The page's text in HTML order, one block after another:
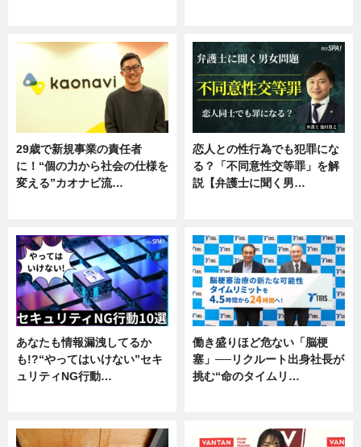
29歳で新規事業の責任者
に！“個の力から社会の仕様を
変える”カオナビ流…
恋人との性行為でも犯罪にな
る？「不同意性交等罪」を解
説【弁護士に聞く男…
あなたも情報漏洩してるか
も!?“やってはいけない”セキ
ュリティNG行動…
働き盛りほど危ない「脳梗
塞」──リクルート出身社長が
挑む“命のタイムリ…